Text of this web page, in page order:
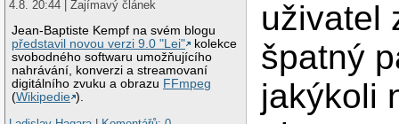
4.8. 20:44 | Zajímavý článek
Jean-Baptiste Kempf na svém blogu
představil novou verzi 9.0 "Lei"
kolekce
svobodného softwaru umožňujícího
nahrávání, konverzi a streamovaní
digitálního zvuku a obrazu FFmpeg
(Wikipedie ).
uživatel
špatný
jakýkoli